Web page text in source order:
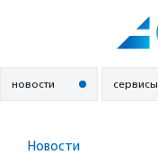
новости сервисы
Новости